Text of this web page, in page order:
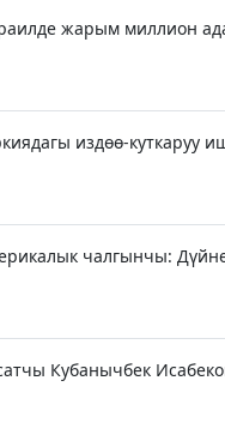
жарым миллион
издөө-куткаруу
чалгынчы:
Кубанычбек